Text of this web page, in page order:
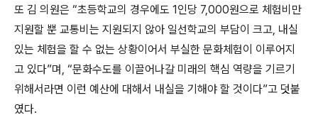
또 김 의원은 “초등학교의 경우에도 1인당 7,000원으로 체험비만
지원할 뿐 교통비는 지원되지 않아 일선학교의 부담이 크고, 내실
있는 체험을 할 수 없는 상황이어서 부실한 문화체험이 이루어지
고 있다”며, “문화수도를 이끌어나갈 미래의 핵심 역량을 기르기
위해서라면 이런 예산에 대해서 내실을 기해야 할 것이다”고 덧붙
였다.